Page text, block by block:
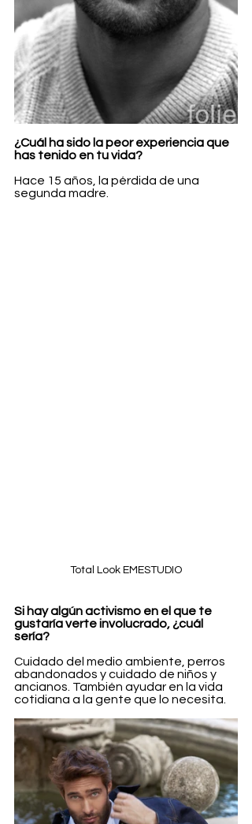
¿Cuál ha sido la peor experiencia que
has tenido en tu vida?
Hace 15 años, la pérdida de una
segunda madre.
Total Look EMESTUDIO
Si hay algún activismo en el que te
gustaría verte involucrado, ¿cuál
sería?
Cuidado del medio ambiente, perros
abandonados y cuidado de niños y
ancianos. También ayudar en la vida
cotidiana a la gente que lo necesita.